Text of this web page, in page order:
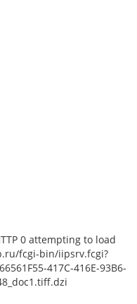
0 attempting to load
fcgi-bin/iipsrv.fcgi?
417C-416E-93B6-